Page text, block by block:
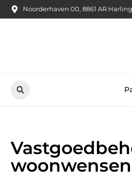
Noorderhaven 00, 8861 AR
woonwensen